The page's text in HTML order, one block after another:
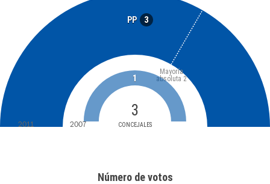
PP 3
3
CONCEJALES
Mayoría
absoluta 2
1
2011 2007
Número de votos